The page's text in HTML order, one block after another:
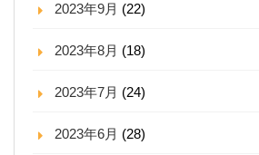
2023年9月 (22)
2023年8月 (18)
2023年7月 (24)
2023年6月 (28)